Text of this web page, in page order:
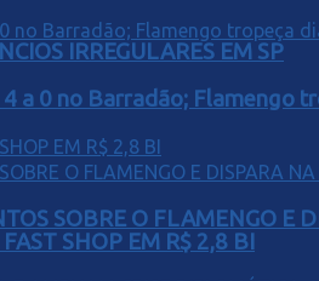
IRREGULARES EM SP
SHOP EM R$ 2,8 BI
a 0 no Barradão; Flamengo
SOBRE O FLAMENGO E